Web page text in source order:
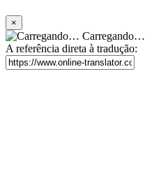
×
Carregando…
A referência direta à tradução: